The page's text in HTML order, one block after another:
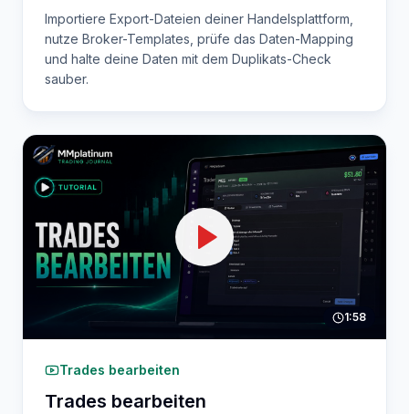
Importiere Export-Dateien deiner Handelsplattform,
nutze Broker-Templates, prüfe das Daten-Mapping
und halte deine Daten mit dem Duplikats-Check
sauber.
1:58
Trades bearbeiten
Trades bearbeiten